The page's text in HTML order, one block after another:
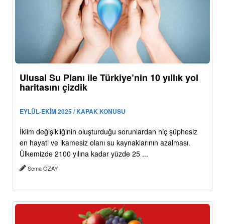
Ulusal Su Planı ile Türkiye’nin 10 yıllık yol
haritasını çizdik
EYLÜL-EKİM 2025 / KAPAK KONUSU
İklim değişikliğinin oluşturduğu sorunlardan hiç şüphesiz
en hayati ve ikamesiz olanı su kaynaklarının azalması.
Ülkemizde 2100 yılına kadar yüzde 25 ...
Sema ÖZAY